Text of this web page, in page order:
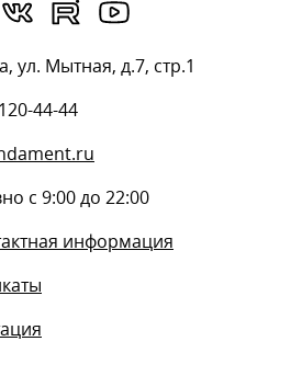
, ул. Мытная, д.7, стр.1
44-44
с 9:00 до 22:00
информация